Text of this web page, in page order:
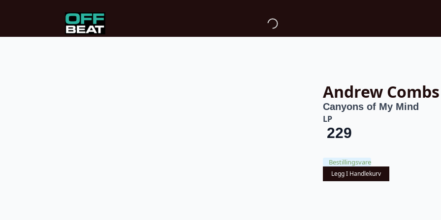
Andrew Combs
Canyons of My Mind
LP
229
Bestillingsvare
Legg I Handlekurv